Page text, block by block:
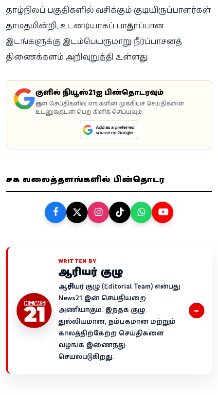
தாழ்நிலப் பகுதிகளில் வசிக்கும் குடியிருப்பாளர்கள்
தாமதமின்றி, உடனடியாகப் பாதுகாப்பான
இடங்களுக்கு இடம்பெயருமாறு நீர்ப்பாசனத்
திணைக்களம் அறிவுறுத்தி உள்ளது.
கூகுளில் நியூஸ்21ஐ பின்தொடரவும்
கூகுள் செய்திகளில் எங்களின் முக்கியச் செய்திகளை
உடனுக்குடன் பெற கிளிக் செய்யவும்.
சமூக வலைத்தளங்களில் பின்தொடர
WRITTEN BY
ஆசிரியர் குழு
ஆசிரியர் குழு (Editorial Team) என்பது
News21 இன் செய்தியறை
அணியாகும். இந்தக் குழு
துல்லியமான, நம்பகமான மற்றும்
காலத்திற்கேற்ற செய்திகளை
வழங்க இணைந்து
செயல்படுகிறது.
→